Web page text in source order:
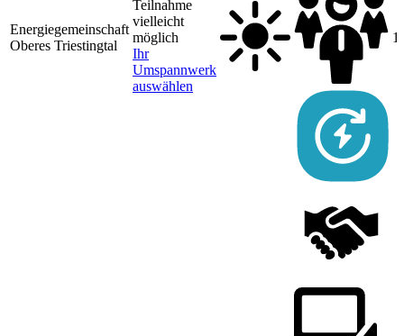
Energiegemeinschaft
Oberes Triestingtal
Teilnahme
vielleicht
möglich
Ihr
Umspannwerk
auswählen